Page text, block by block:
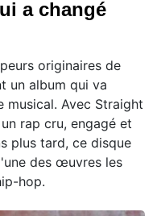
a changé
originaires de
un album qui va
musical. Avec Straight
rap cru, engagé et
plus tard, ce disque
des œuvres les
hop.